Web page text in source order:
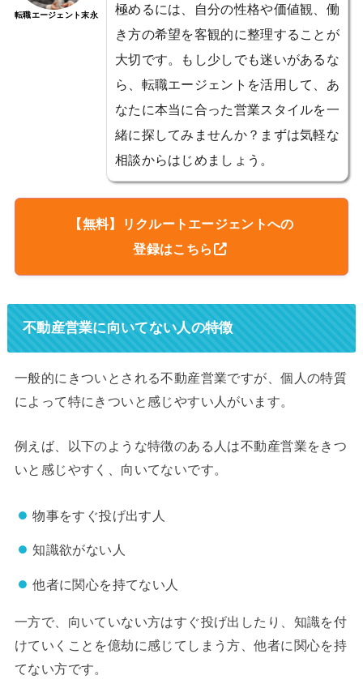
転職エージェント末永
極めるには、自分の性格や価値観、働
き方の希望を客観的に整理することが
大切です。もし少しでも迷いがあるな
ら、転職エージェントを活用して、あ
なたに本当に合った営業スタイルを一
緒に探してみませんか？まずは気軽な
相談からはじめましょう。
【無料】リクルートエージェントへの
登録はこちら
不動産営業に向いてない人の特徴
一般的にきついとされる不動産営業ですが、個人の特質
によって特にきついと感じやすい人がいます。
例えば、以下のような特徴のある人は不動産営業をきつ
いと感じやすく、向いてないです。
物事をすぐ投げ出す人
知識欲がない人
他者に関心を持てない人
一方で、向いていない方はすぐ投げ出したり、知識を付
けていくことを億劫に感じてしまう方、他者に関心を持
てない方です。